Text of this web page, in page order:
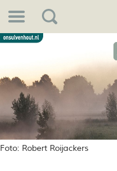
Foto: Robert Roijackers